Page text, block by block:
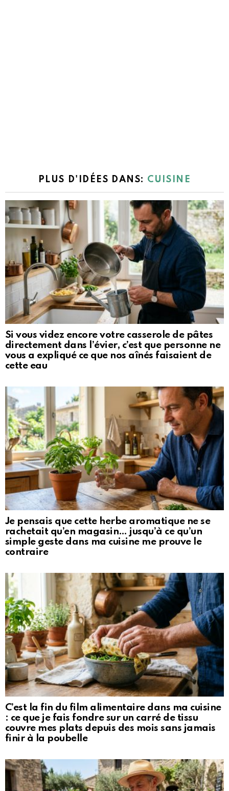
PLUS D'IDÉES DANS: CUISINE
Si vous videz encore votre casserole de pâtes
directement dans l’évier, c’est que personne ne
vous a expliqué ce que nos aînés faisaient de
cette eau
Je pensais que cette herbe aromatique ne se
rachetait qu’en magasin… jusqu’à ce qu’un
simple geste dans ma cuisine me prouve le
contraire
C’est la fin du film alimentaire dans ma cuisine
: ce que je fais fondre sur un carré de tissu
couvre mes plats depuis des mois sans jamais
finir à la poubelle